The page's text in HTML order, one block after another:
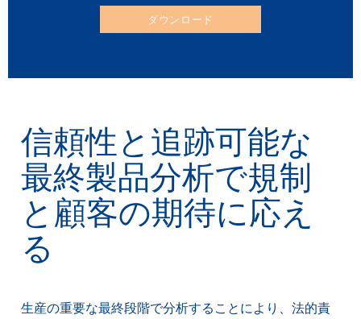
ダウンロード
信頼性と追跡可能な
最終製品分析で規制
と顧客の期待に応え
る
生産の重要な最終段階で分析することにより、法的責